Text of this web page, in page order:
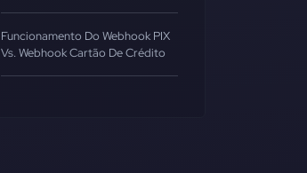
Funcionamento Do Webhook PIX
Vs. Webhook Cartão De Crédito